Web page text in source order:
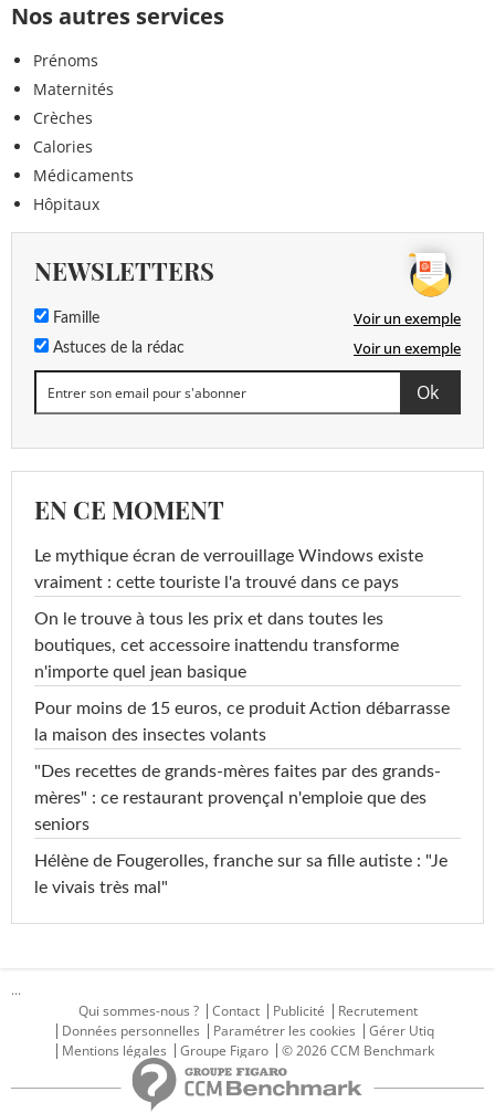
Nos autres services
Prénoms
Maternités
Crèches
Calories
Médicaments
Hôpitaux
NEWSLETTERS
Famille Voir un exemple
Astuces de la rédac Voir un exemple
EN CE MOMENT
Le mythique écran de verrouillage Windows existe
vraiment : cette touriste l'a trouvé dans ce pays
On le trouve à tous les prix et dans toutes les
boutiques, cet accessoire inattendu transforme
n'importe quel jean basique
Pour moins de 15 euros, ce produit Action débarrasse
la maison des insectes volants
"Des recettes de grands-mères faites par des grands-
mères" : ce restaurant provençal n'emploie que des
seniors
Hélène de Fougerolles, franche sur sa fille autiste : "Je
le vivais très mal"
...
Qui sommes-nous ?
Contact Publicité
Recrutement
Données personnelles
Paramétrer les cookies
Gérer Utiq
Mentions légales
Groupe Figaro © 2026 CCM Benchmark